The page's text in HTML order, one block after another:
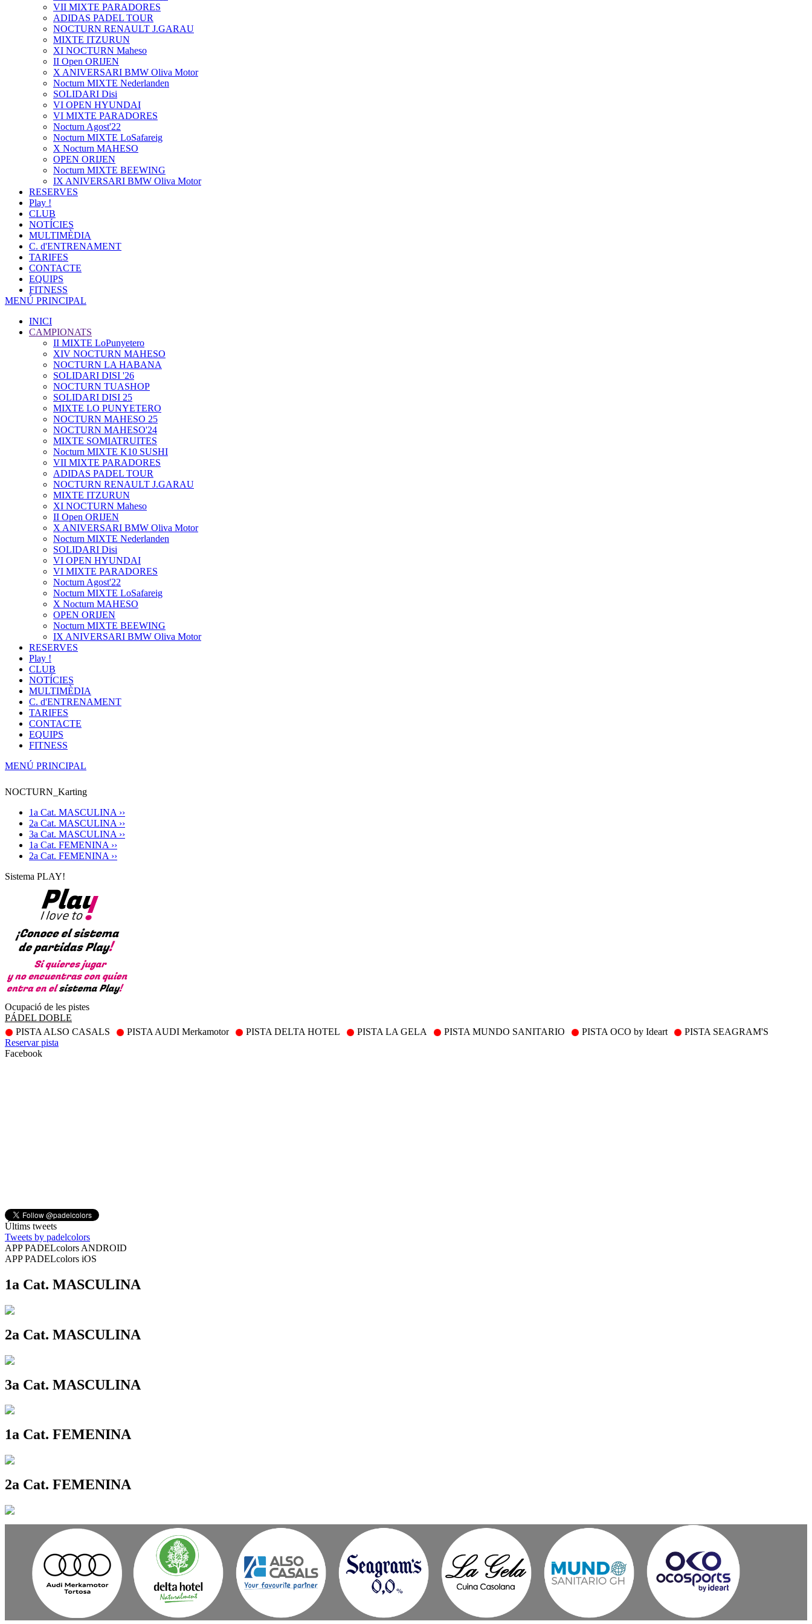
VII MIXTE PARADORES
ADIDAS PADEL TOUR
NOCTURN RENAULT J.GARAU
MIXTE ITZURUN
XI NOCTURN Maheso
II Open ORIJEN
X ANIVERSARI BMW Oliva Motor
Nocturn MIXTE Nederlanden
SOLIDARI Disi
VI OPEN HYUNDAI
VI MIXTE PARADORES
Nocturn Agost'22
Nocturn MIXTE LoSafareig
X Nocturn MAHESO
OPEN ORIJEN
Nocturn MIXTE BEEWING
IX ANIVERSARI BMW Oliva Motor
RESERVES
Play !
CLUB
NOTÍCIES
MULTIMÈDIA
C. d'ENTRENAMENT
TARIFES
CONTACTE
EQUIPS
FITNESS
MENÚ PRINCIPAL
INICI
CAMPIONATS
II MIXTE LoPunyetero
XIV NOCTURN MAHESO
NOCTURN LA HABANA
SOLIDARI DISI '26
NOCTURN TUASHOP
SOLIDARI DISI 25
MIXTE LO PUNYETERO
NOCTURN MAHESO 25
NOCTURN MAHESO'24
MIXTE SOMIATRUITES
Nocturn MIXTE K10 SUSHI
VII MIXTE PARADORES
ADIDAS PADEL TOUR
NOCTURN RENAULT J.GARAU
MIXTE ITZURUN
XI NOCTURN Maheso
II Open ORIJEN
X ANIVERSARI BMW Oliva Motor
Nocturn MIXTE Nederlanden
SOLIDARI Disi
VI OPEN HYUNDAI
VI MIXTE PARADORES
Nocturn Agost'22
Nocturn MIXTE LoSafareig
X Nocturn MAHESO
OPEN ORIJEN
Nocturn MIXTE BEEWING
IX ANIVERSARI BMW Oliva Motor
RESERVES
Play !
CLUB
NOTÍCIES
MULTIMÈDIA
C. d'ENTRENAMENT
TARIFES
CONTACTE
EQUIPS
FITNESS
MENÚ PRINCIPAL
NOCTURN_Karting
1a Cat. MASCULINA ››
2a Cat. MASCULINA ››
3a Cat. MASCULINA ››
1a Cat. FEMENINA ››
2a Cat. FEMENINA ››
Sistema PLAY!
Ocupació de les pistes
PÁDEL DOBLE
PISTA ALSO CASALS
PISTA AUDI Merkamotor PISTA DELTA HOTEL PISTA LA GELA PISTA MUNDO SANITARIO PISTA OCO by Ideart
PISTA SEAGRAM'S
Reservar pista
Facebook
Últims tweets
Tweets by padelcolors
APP PADELcolors ANDROID
APP PADELcolors iOS
1a Cat. MASCULINA
2a Cat. MASCULINA
3a Cat. MASCULINA
1a Cat. FEMENINA
2a Cat. FEMENINA